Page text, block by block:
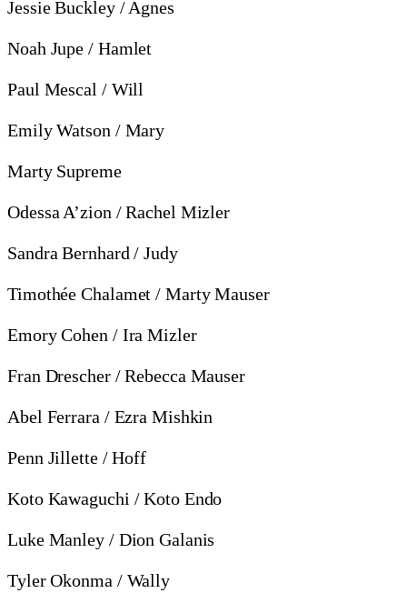
Jessie Buckley / Agnes
Noah Jupe / Hamlet
Paul Mescal / Will
Emily Watson / Mary
Marty Supreme
Odessa A’zion / Rachel Mizler
Sandra Bernhard / Judy
Timothée Chalamet / Marty Mauser
Emory Cohen / Ira Mizler
Fran Drescher / Rebecca Mauser
Abel Ferrara / Ezra Mishkin
Penn Jillette / Hoff
Koto Kawaguchi / Koto Endo
Luke Manley / Dion Galanis
Tyler Okonma / Wally